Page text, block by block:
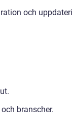
och
branscher.